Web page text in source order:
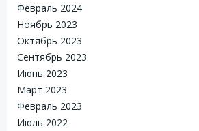
Февраль 2024
Ноябрь 2023
Октябрь 2023
Сентябрь 2023
Июнь 2023
Март 2023
Февраль 2023
Июль 2022